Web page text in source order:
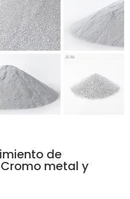
de
metal y